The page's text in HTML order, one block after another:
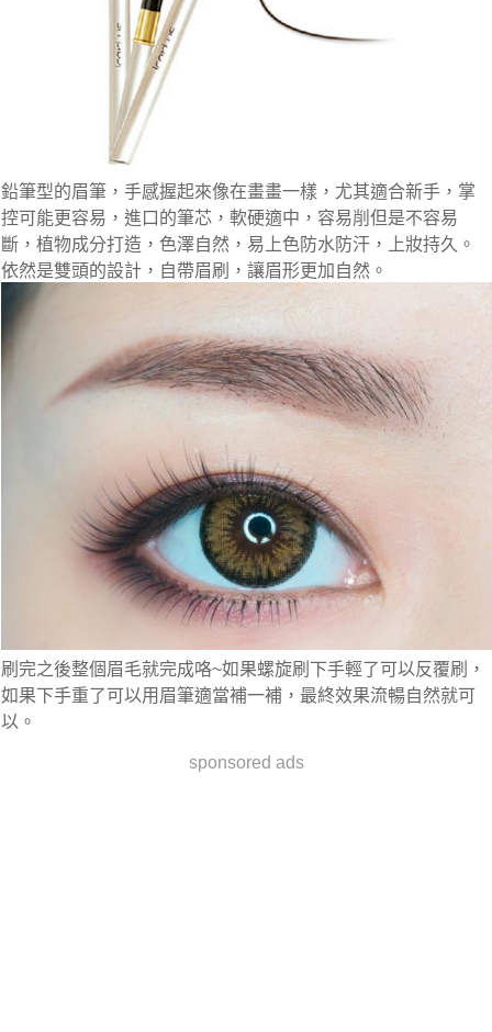
鉛筆型的眉筆，手感握起來像在畫畫一樣，尤其適合新手，掌
控可能更容易，進口的筆芯，軟硬適中，容易削但是不容易
斷，植物成分打造，色澤自然，易上色防水防汗，上妝持久。
依然是雙頭的設計，自帶眉刷，讓眉形更加自然。
刷完之後整個眉毛就完成咯~如果螺旋刷下手輕了可以反覆刷，
如果下手重了可以用眉筆適當補一補，最終效果流暢自然就可
以。
sponsored ads